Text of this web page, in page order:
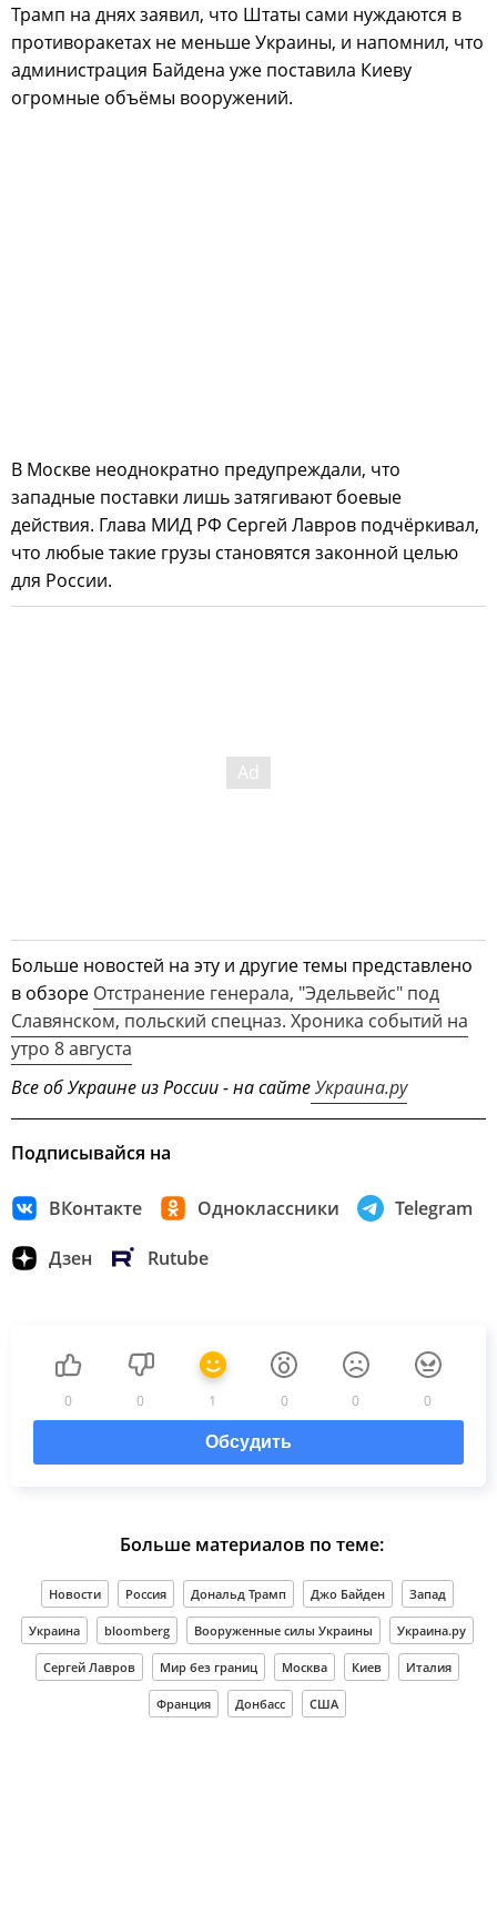
Трамп на днях заявил, что Штаты сами нуждаются в
противоракетах не меньше Украины, и напомнил, что
администрация Байдена уже поставила Киеву
огромные объёмы вооружений.
В Москве неоднократно предупреждали, что
западные поставки лишь затягивают боевые
действия. Глава МИД РФ Сергей Лавров подчёркивал,
что любые такие грузы становятся законной целью
для России.
Больше новостей на эту и другие темы представлено
в обзоре Отстранение генерала, "Эдельвейс" под
Славянском, польский спецназ. Хроника событий на
утро 8 августа
Все об Украине из России - на сайтеУкраина.ру
Подписывайся на
ВКонтакте Одноклассники Telegram
Дзен Rutube
0 0 1 0 0 0
Обсудить
Больше материалов по теме:
Новости Россия Дональд Трамп Джо Байден Запад
Украина bloomberg Вооруженные силы Украины Украина.ру
Сергей Лавров Мир без границ Москва Киев Италия
Франция Донбасс США